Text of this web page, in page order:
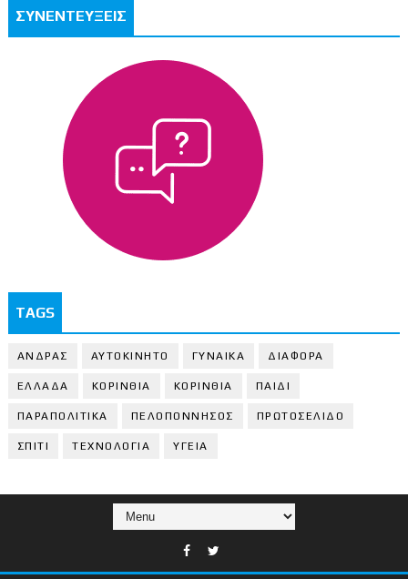
ΣΥΝΕΝΤΕΥΞΕΙΣ
TAGS
ΑΝΔΡΑΣ ΑΥΤΟΚΙΝΗΤΟ ΓΥΝΑΙΚΑ ΔΙΑΦΟΡΑ
ΕΛΛΑΔΑ ΚΟΡΙΝΘΙΑ ΚΟΡΙΝΘΙA ΠΑΙΔΙ
ΠΑΡΑΠΟΛΙΤΙΚΑ ΠΕΛΟΠΟΝΝΗΣΟΣ ΠΡΩΤΟΣΕΛΙΔΟ
ΣΠΙΤΙ ΤΕΧΝΟΛΟΓΙΑ ΥΓΕΙΑ